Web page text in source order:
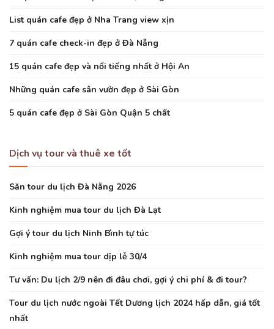
List quán cafe đẹp ở Nha Trang view xịn
7 quán cafe check-in đẹp ở Đà Nẵng
15 quán cafe đẹp và nổi tiếng nhất ở Hội An
Những quán cafe sân vườn đẹp ở Sài Gòn
5 quán cafe đẹp ở Sài Gòn Quận 5 chất
Dịch vụ tour và thuê xe tốt
Săn tour du lịch Đà Nẵng 2026
Kinh nghiệm mua tour du lịch Đà Lạt
Gợi ý tour du lịch Ninh Bình tự túc
Kinh nghiệm mua tour dịp lễ 30/4
Tư vấn: Du lịch 2/9 nên đi đâu chơi, gợi ý chi phí & đi tour?
Tour du lịch nước ngoài Tết Dương lịch 2024 hấp dẫn, giá tốt
nhất